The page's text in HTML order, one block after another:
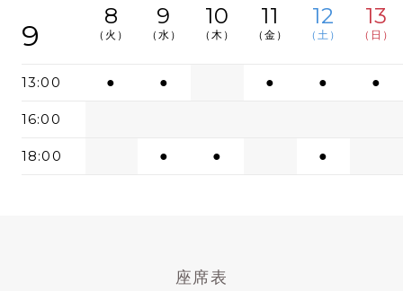
9
8
（火）
9
（水）
10
（木）
11
（金）
12
（土）
13
（日）
13:00 ● ● ● ● ●
16:00
18:00 ● ● ●
座席表